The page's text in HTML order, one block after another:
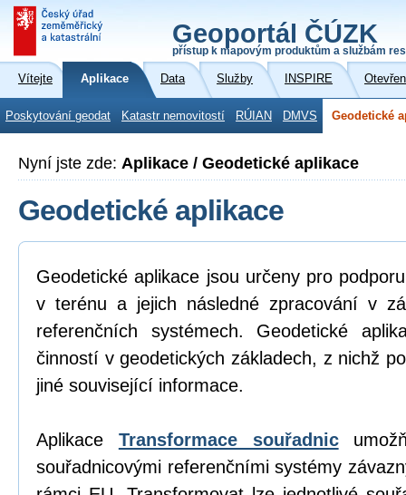
Geoportál ČÚZK
přístup k mapovým produktům a službám
Vítejte Aplikace Data Služby INSPIRE
Poskytování geodat Katastr nemovitostí RÚIAN DMVS Geodetické
Nyní jste zde: Aplikace / Geodetické aplikace
Geodetické aplikace
Geodetické aplikace jsou určeny pro
v terénu a jejich následné zpracování v
referenčních systémech. Geodetické
činností v geodetických základech, z nichž
jiné související informace.
Aplikace Transformace souřadnic
souřadnicovými referenčními systémy